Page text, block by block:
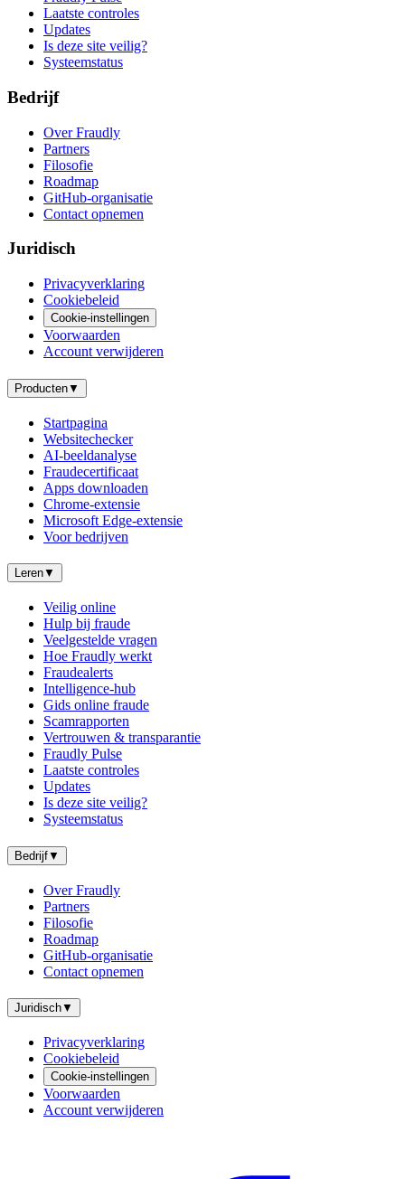
Laatste controles
Updates
Is deze site veilig?
Systeemstatus
Bedrijf
Over Fraudly
Partners
Filosofie
Roadmap
GitHub-organisatie
Contact opnemen
Juridisch
Privacyverklaring
Cookiebeleid
Cookie-instellingen
Voorwaarden
Account verwijderen
Producten▼
Startpagina
Websitechecker
AI-beeldanalyse
Fraudecertificaat
Apps downloaden
Chrome-extensie
Microsoft Edge-extensie
Voor bedrijven
Leren▼
Veilig online
Hulp bij fraude
Veelgestelde vragen
Hoe Fraudly werkt
Fraudealerts
Intelligence-hub
Gids online fraude
Scamrapporten
Vertrouwen & transparantie
Fraudly Pulse
Laatste controles
Updates
Is deze site veilig?
Systeemstatus
Bedrijf▼
Over Fraudly
Partners
Filosofie
Roadmap
GitHub-organisatie
Contact opnemen
Juridisch▼
Privacyverklaring
Cookiebeleid
Cookie-instellingen
Voorwaarden
Account verwijderen